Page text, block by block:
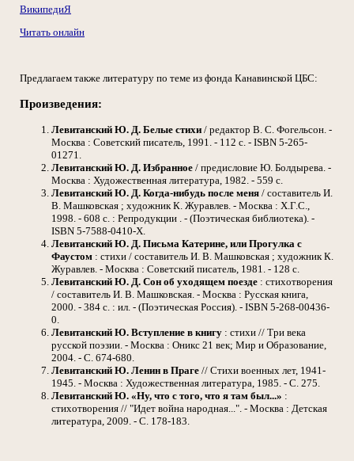
ВикипедиЯ
Читать онлайн
Предлагаем также литературу по теме из фонда Канавинской ЦБС:
Произведения:
Левитанский Ю. Д. Белые стихи / редактор В. С. Фогельсон. -
Москва : Советский писатель, 1991. - 112 с. - ISBN 5-265-
01271.
Левитанский Ю. Д. Избранное / предисловие Ю. Болдырева. -
Москва : Художественная литература, 1982. - 559 с.
Левитанский Ю. Д. Когда-нибудь после меня / составитель И.
В. Машковская ; художник К. Журавлев. - Москва : Х.Г.С.,
1998. - 608 с. : Репродукции . - (Поэтическая библиотека). -
ISBN 5-7588-0410-X.
Левитанский Ю. Д. Письма Катерине, или Прогулка с
Фаустом : стихи / составитель И. В. Машковская ; художник К.
Журавлев. - Москва : Советский писатель, 1981. - 128 с.
Левитанский Ю. Д. Сон об уходящем поезде : стихотворения
/ составитель И. В. Машковская. - Москва : Русская книга,
2000. - 384 с. : ил. - (Поэтическая Россия). - ISBN 5-268-00436-
0.
Левитанский Ю. Вступление в книгу : стихи // Три века
русской поэзии. - Москва : Оникс 21 век; Мир и Образование,
2004. - С. 674-680.
Левитанский Ю. Ленин в Праге // Стихи военных лет, 1941-
1945. - Москва : Художественная литература, 1985. - С. 275.
Левитанский Ю. «Ну, что с того, что я там был...» :
стихотворения // "Идет война народная...". - Москва : Детская
литература, 2009. - С. 178-183.